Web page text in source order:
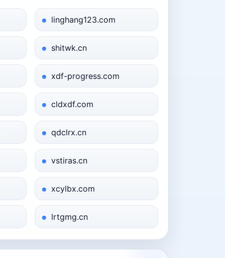
linghang123.com
shitwk.cn
xdf-progress.com
cldxdf.com
qdclrx.cn
vstiras.cn
xcylbx.com
lrtgmg.cn